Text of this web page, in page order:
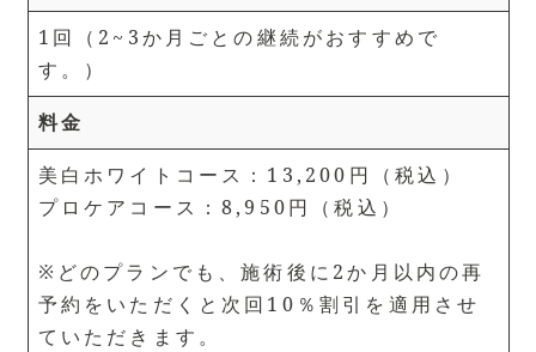
1回（2~3か月ごとの継続がおすすめで
す。）
料金
美白ホワイトコース：13,200円（税込）
プロケアコース：8,950円（税込）
※どのプランでも、施術後に2か月以内の再
予約をいただくと次回10％割引を適用させ
ていただきます。